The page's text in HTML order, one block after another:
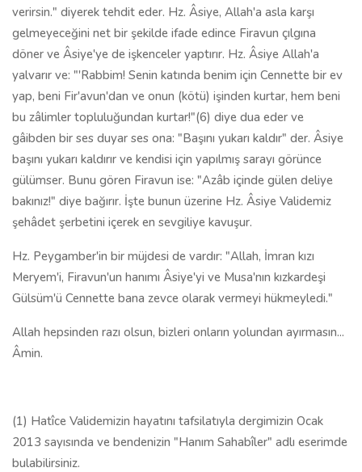
verirsin." diyerek tehdit eder. Hz. Âsiye, Allah'a asla karşı
gelmeyeceğini net bir şekilde ifade edince Firavun çılgına
döner ve Âsiye'ye de işkenceler yaptırır. Hz. Âsiye Allah'a
yalvarır ve: "'Rabbim! Senin katında benim için Cennette bir ev
yap, beni Fir'avun'dan ve onun (kötü) işinden kurtar, hem beni
bu zâlimler topluluğundan kurtar!"(6) diye dua eder ve
gâibden bir ses duyar ses ona: "Başını yukarı kaldır" der. Âsiye
başını yukarı kaldırır ve kendisi için yapılmış sarayı görünce
gülümser. Bunu gören Firavun ise: "Azâb içinde gülen deliye
bakınız!" diye bağırır. İşte bunun üzerine Hz. Âsiye Validemiz
şehâdet şerbetini içerek en sevgiliye kavuşur.
Hz. Peygamber'in bir müjdesi de vardır: "Allah, İmran kızı
Meryem'i, Firavun'un hanımı Âsiye'yi ve Musa'nın kızkardeşi
Gülsüm'ü Cennette bana zevce olarak vermeyi hükmeyledi."
Allah hepsinden razı olsun, bizleri onların yolundan ayırmasın...
Âmin.
(1) Hatîce Validemizin hayatını tafsilatıyla dergimizin Ocak
2013 sayısında ve bendenizin "Hanım Sahabîler" adlı eserimde
bulabilirsiniz.